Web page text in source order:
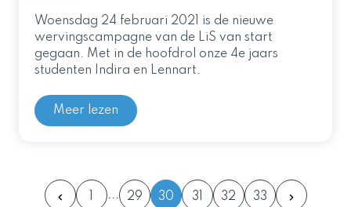
Woensdag 24 februari 2021 is de nieuwe
wervingscampagne van de LiS van start
gegaan. Met in de hoofdrol onze 4e jaars
studenten Indira en Lennart.
Meer lezen
1 29 30 31 32 33